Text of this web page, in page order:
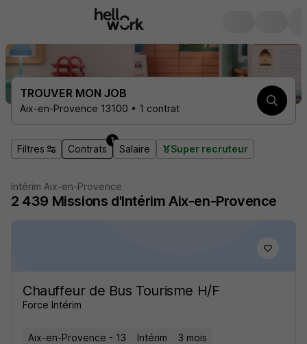
TROUVER MON JOB
Aix-en-Provence 13100 • 1 contrat
Filtres Contrats
1
Salaire Super recruteur
Intérim Aix-en-Provence
2 439 Missions d'Intérim Aix-en-Provence
Chauffeur de Bus Tourisme H/F
Force Intérim
Aix-en-Provence - 13 Intérim 3 mois